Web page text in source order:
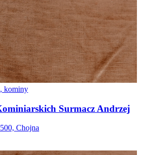
kominy
Surmacz Andrzej
Chojna